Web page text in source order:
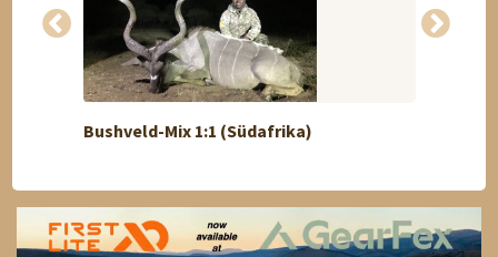
Bushveld-Mix 1:1 (Südafrika)